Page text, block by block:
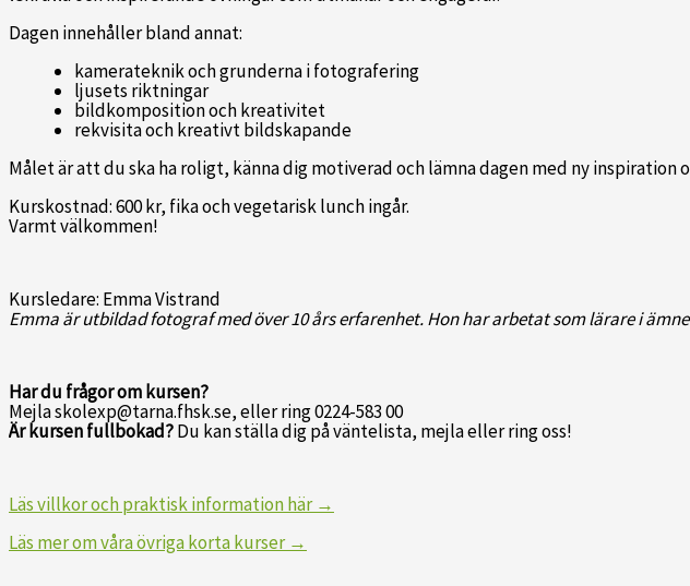
Dagen innehåller bland annat:
kamerateknik och grunderna i fotografering
ljusets riktningar
bildkomposition och kreativitet
rekvisita och kreativt bildskapande
Målet är att du ska ha roligt, känna dig motiverad och lämna dagen med ny
Kurskostnad: 600 kr, fika och vegetarisk lunch ingår.
Varmt välkommen!
Kursledare: Emma Vistrand
Emma är utbildad fotograf med över 10 års erfarenhet. Hon har arbetat som lärare i
Har du frågor om kursen?
Mejla skolexp@tarna.fhsk.se, eller ring 0224-583 00
Är kursen fullbokad?Du kan ställa dig på väntelista, mejla eller ring oss!
Läs villkor och praktisk information här →
Läs mer om våra övriga korta kurser →